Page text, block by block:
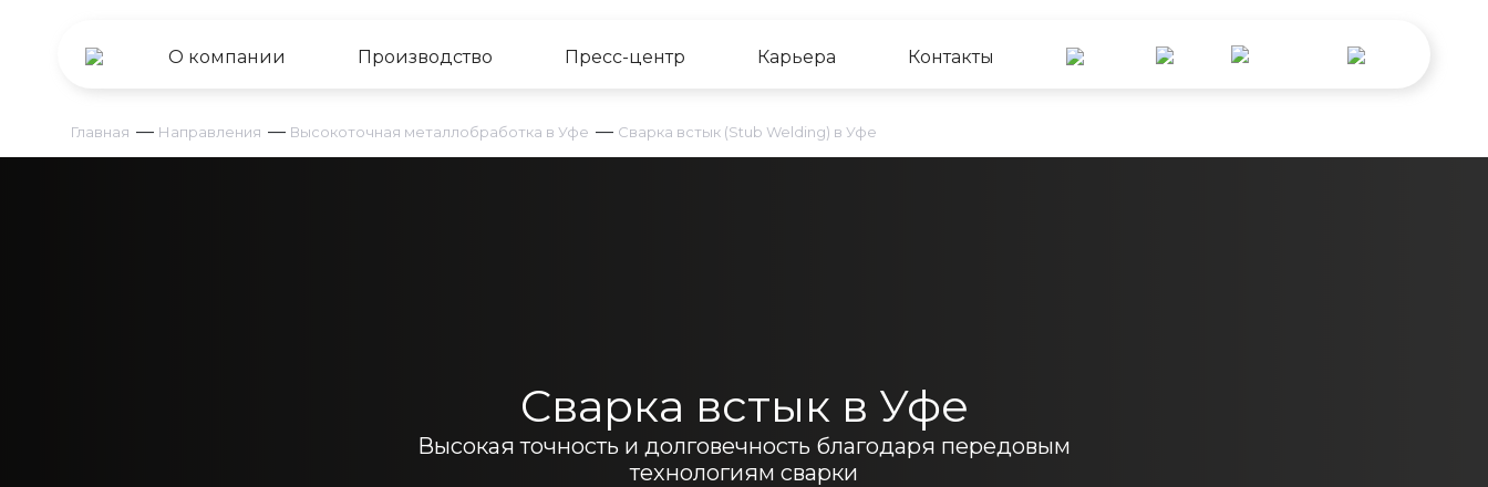
О компании Производство Пресс-центр Карьера
Контакты
Главная — Направления — Высокоточная металлобработка в Уфе — Сварка встык (Stub Welding) в Уфе
Сварка встык в Уфе
Высокая точность и долговечность благодаря передовым
технологиям сварки